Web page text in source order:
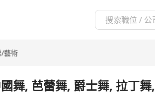
藝術
舞, 芭蕾舞, 爵士舞, 拉丁舞,